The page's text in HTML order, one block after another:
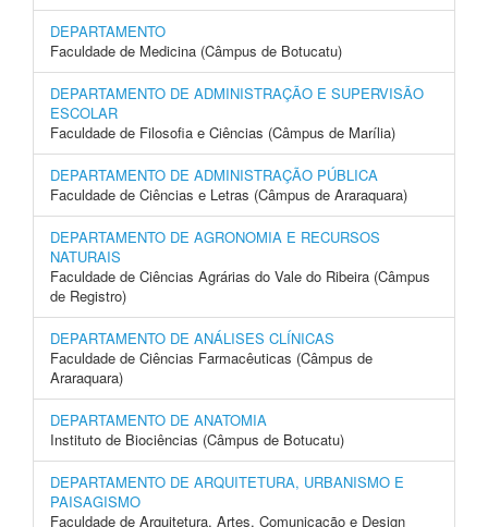
DEPARTAMENTO
Faculdade de Medicina (Câmpus de Botucatu)
DEPARTAMENTO DE ADMINISTRAÇÃO E SUPERVISÃO
ESCOLAR
Faculdade de Filosofia e Ciências (Câmpus de Marília)
DEPARTAMENTO DE ADMINISTRAÇÃO PÚBLICA
Faculdade de Ciências e Letras (Câmpus de Araraquara)
DEPARTAMENTO DE AGRONOMIA E RECURSOS
NATURAIS
Faculdade de Ciências Agrárias do Vale do Ribeira (Câmpus
de Registro)
DEPARTAMENTO DE ANÁLISES CLÍNICAS
Faculdade de Ciências Farmacêuticas (Câmpus de
Araraquara)
DEPARTAMENTO DE ANATOMIA
Instituto de Biociências (Câmpus de Botucatu)
DEPARTAMENTO DE ARQUITETURA, URBANISMO E
PAISAGISMO
Faculdade de Arquitetura, Artes, Comunicação e Design